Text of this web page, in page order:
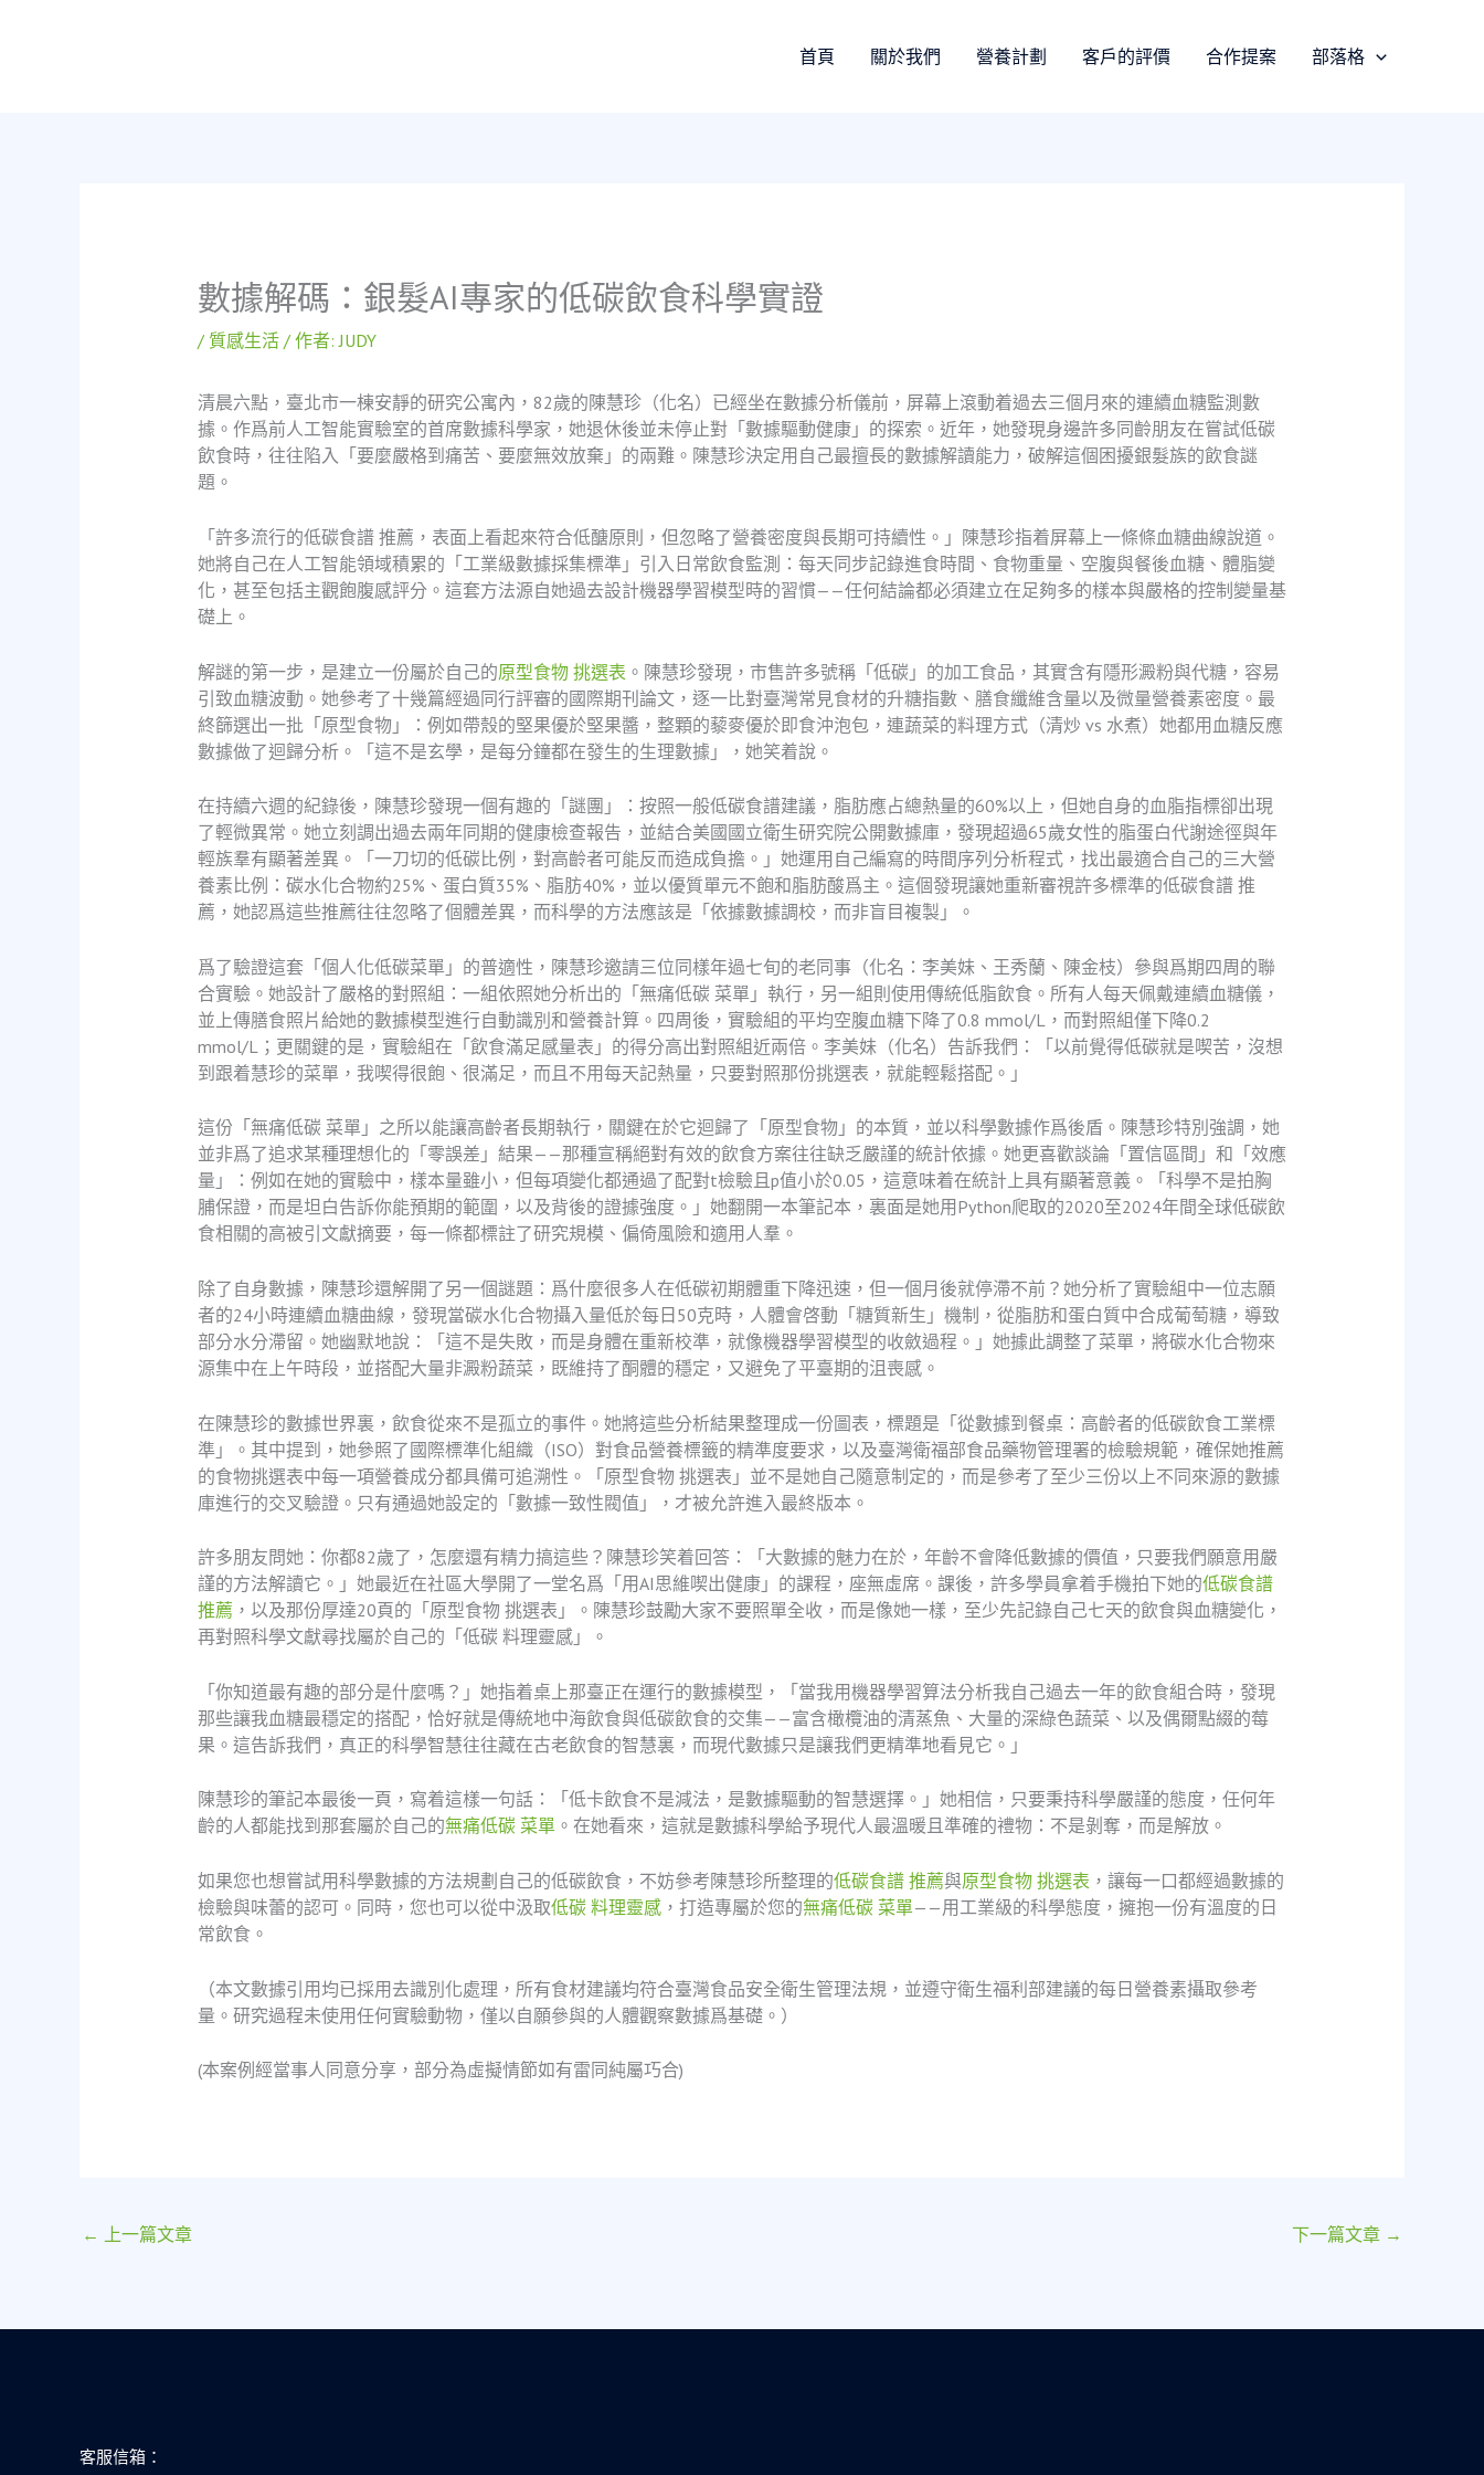
首頁 關於我們 營養計劃 客戶的評價 合作提案 部落格
數據解碼：銀髮AI專家的低碳飲食科學實證
/ 質感生活/ 作者:JUDY
清晨六點，臺北市一棟安靜的研究公寓內，82歲的陳慧珍（化名）已經坐在數據分析儀前，屏幕上滾動着過去三個月來的連續血糖監測數
據。作爲前人工智能實驗室的首席數據科學家，她退休後並未停止對「數據驅動健康」的探索。近年，她發現身邊許多同齡朋友在嘗試低碳
飲食時，往往陷入「要麼嚴格到痛苦、要麼無效放棄」的兩難。陳慧珍決定用自己最擅長的數據解讀能力，破解這個困擾銀髮族的飲食謎
題。
「許多流行的低碳食譜 推薦，表面上看起來符合低醣原則，但忽略了營養密度與長期可持續性。」陳慧珍指着屏幕上一條條血糖曲線說道。
她將自己在人工智能領域積累的「工業級數據採集標準」引入日常飲食監測：每天同步記錄進食時間、食物重量、空腹與餐後血糖、體脂變
化，甚至包括主觀飽腹感評分。這套方法源自她過去設計機器學習模型時的習慣——任何結論都必須建立在足夠多的樣本與嚴格的控制變量基
礎上。
解謎的第一步，是建立一份屬於自己的原型食物 挑選表 。陳慧珍發現，市售許多號稱「低碳」的加工食品，其實含有隱形澱粉與代糖，容易
引致血糖波動。她參考了十幾篇經過同行評審的國際期刊論文，逐一比對臺灣常見食材的升糖指數、膳食纖維含量以及微量營養素密度。最
終篩選出一批「原型食物」：例如帶殼的堅果優於堅果醬，整顆的藜麥優於即食沖泡包，連蔬菜的料理方式（清炒 vs 水煮）她都用血糖反應
數據做了迴歸分析。「這不是玄學，是每分鐘都在發生的生理數據」，她笑着說。
在持續六週的紀錄後，陳慧珍發現一個有趣的「謎團」：按照一般低碳食譜建議，脂肪應占總熱量的60%以上，但她自身的血脂指標卻出現
了輕微異常。她立刻調出過去兩年同期的健康檢查報告，並結合美國國立衛生研究院公開數據庫，發現超過65歲女性的脂蛋白代謝途徑與年
輕族羣有顯著差異。「一刀切的低碳比例，對高齡者可能反而造成負擔。」她運用自己編寫的時間序列分析程式，找出最適合自己的三大營
養素比例：碳水化合物約25%、蛋白質35%、脂肪40%，並以優質單元不飽和脂肪酸爲主。這個發現讓她重新審視許多標準的低碳食譜 推
薦，她認爲這些推薦往往忽略了個體差異，而科學的方法應該是「依據數據調校，而非盲目複製」。
爲了驗證這套「個人化低碳菜單」的普適性，陳慧珍邀請三位同樣年過七旬的老同事（化名：李美妹、王秀蘭、陳金枝）參與爲期四周的聯
合實驗。她設計了嚴格的對照組：一組依照她分析出的「無痛低碳 菜單」執行，另一組則使用傳統低脂飲食。所有人每天佩戴連續血糖儀，
並上傳膳食照片給她的數據模型進行自動識別和營養計算。四周後，實驗組的平均空腹血糖下降了0.8 mmol/L，而對照組僅下降0.2
mmol/L；更關鍵的是，實驗組在「飲食滿足感量表」的得分高出對照組近兩倍。李美妹（化名）告訴我們：「以前覺得低碳就是喫苦，沒想
到跟着慧珍的菜單，我喫得很飽、很滿足，而且不用每天記熱量，只要對照那份挑選表，就能輕鬆搭配。」
這份「無痛低碳 菜單」之所以能讓高齡者長期執行，關鍵在於它迴歸了「原型食物」的本質，並以科學數據作爲後盾。陳慧珍特別強調，她
並非爲了追求某種理想化的「零誤差」結果——那種宣稱絕對有效的飲食方案往往缺乏嚴謹的統計依據。她更喜歡談論「置信區間」和「效應
量」：例如在她的實驗中，樣本量雖小，但每項變化都通過了配對t檢驗且p值小於0.05，這意味着在統計上具有顯著意義。「科學不是拍胸
脯保證，而是坦白告訴你能預期的範圍，以及背後的證據強度。」她翻開一本筆記本，裏面是她用Python爬取的2020至2024年間全球低碳飲
食相關的高被引文獻摘要，每一條都標註了研究規模、偏倚風險和適用人羣。
除了自身數據，陳慧珍還解開了另一個謎題：爲什麼很多人在低碳初期體重下降迅速，但一個月後就停滯不前？她分析了實驗組中一位志願
者的24小時連續血糖曲線，發現當碳水化合物攝入量低於每日50克時，人體會啓動「糖質新生」機制，從脂肪和蛋白質中合成葡萄糖，導致
部分水分滯留。她幽默地說：「這不是失敗，而是身體在重新校準，就像機器學習模型的收斂過程。」她據此調整了菜單，將碳水化合物來
源集中在上午時段，並搭配大量非澱粉蔬菜，既維持了酮體的穩定，又避免了平臺期的沮喪感。
在陳慧珍的數據世界裏，飲食從來不是孤立的事件。她將這些分析結果整理成一份圖表，標題是「從數據到餐桌：高齡者的低碳飲食工業標
準」。其中提到，她參照了國際標準化組織（ISO）對食品營養標籤的精準度要求，以及臺灣衛福部食品藥物管理署的檢驗規範，確保她推薦
的食物挑選表中每一項營養成分都具備可追溯性。「原型食物 挑選表」並不是她自己隨意制定的，而是參考了至少三份以上不同來源的數據
庫進行的交叉驗證。只有通過她設定的「數據一致性閥值」，才被允許進入最終版本。
許多朋友問她：你都82歲了，怎麼還有精力搞這些？陳慧珍笑着回答：「大數據的魅力在於，年齡不會降低數據的價值，只要我們願意用嚴
謹的方法解讀它。」她最近在社區大學開了一堂名爲「用AI思維喫出健康」的課程，座無虛席。課後，許多學員拿着手機拍下她的低碳食譜
推薦 ，以及那份厚達20頁的「原型食物 挑選表」。陳慧珍鼓勵大家不要照單全收，而是像她一樣，至少先記錄自己七天的飲食與血糖變化，
再對照科學文獻尋找屬於自己的「低碳 料理靈感」。
「你知道最有趣的部分是什麼嗎？」她指着桌上那臺正在運行的數據模型，「當我用機器學習算法分析我自己過去一年的飲食組合時，發現
那些讓我血糖最穩定的搭配，恰好就是傳統地中海飲食與低碳飲食的交集——富含橄欖油的清蒸魚、大量的深綠色蔬菜、以及偶爾點綴的莓
果。這告訴我們，真正的科學智慧往往藏在古老飲食的智慧裏，而現代數據只是讓我們更精準地看見它。」
陳慧珍的筆記本最後一頁，寫着這樣一句話：「低卡飲食不是減法，是數據驅動的智慧選擇。」她相信，只要秉持科學嚴謹的態度，任何年
齡的人都能找到那套屬於自己的無痛低碳 菜單。在她看來，這就是數據科學給予現代人最溫暖且準確的禮物：不是剝奪，而是解放。
如果您也想嘗試用科學數據的方法規劃自己的低碳飲食，不妨參考陳慧珍所整理的低碳食譜 推薦與原型食物 挑選表 ，讓每一口都經過數據的
檢驗與味蕾的認可。同時，您也可以從中汲取低碳 料理靈感，打造專屬於您的無痛低碳 菜單——用工業級的科學態度，擁抱一份有溫度的日
常飲食。
（本文數據引用均已採用去識別化處理，所有食材建議均符合臺灣食品安全衛生管理法規，並遵守衛生福利部建議的每日營養素攝取參考
量。研究過程未使用任何實驗動物，僅以自願參與的人體觀察數據爲基礎。）
(本案例經當事人同意分享，部分為虛擬情節如有雷同純屬巧合)
← 上一篇文章 下一篇文章 →
客服信箱：